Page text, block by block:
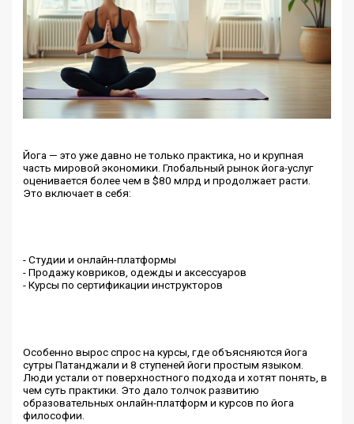
Йога — это уже давно не только практика, но и крупная
часть мировой экономики. Глобальный рынок йога-услуг
оценивается более чем в $80 млрд и продолжает расти.
Это включает в себя:
- Студии и онлайн-платформы
- Продажу ковриков, одежды и аксессуаров
- Курсы по сертификации инструкторов
Особенно вырос спрос на курсы, где объясняются йога
сутры Патанджали и 8 ступеней йоги простым языком.
Люди устали от поверхностного подхода и хотят понять, в
чем суть практики. Это дало толчок развитию
образовательных онлайн-платформ и курсов по йога
философии.